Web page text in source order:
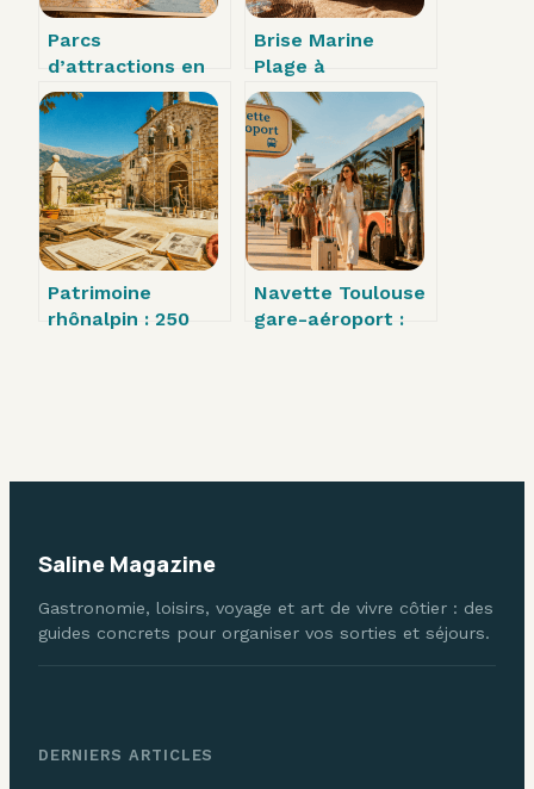
Parcs
d’attractions en
France : 5 zones
stratégiques pour
planifier votre
itinéraire et
réduire vos coûts
Brise Marine
Plage à
Carqueiranne :
entre
gastronomie
provençale et
farniente face à
la Méditerranée
Patrimoine
rhônalpin : 250
Navette Toulouse
gare-aéroport :
Saline Magazine
Gastronomie, loisirs, voyage et art de vivre côtier : des
guides concrets pour organiser vos sorties et séjours.
DERNIERS ARTICLES